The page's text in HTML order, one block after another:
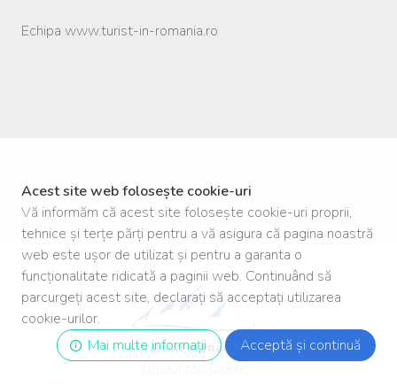
Echipa www.turist-in-romania.ro
Turist-în-românia.ro
Acest site web folosește cookie-uri
Vă informăm că acest site folosește cookie-uri proprii,
tehnice și terțe părți pentru a vă asigura că pagina noastră
web este ușor de utilizat și pentru a garanta o
funcționalitate ridicată a paginii web. Continuând să
parcurgeți acest site, declarați să acceptați utilizarea
cookie-urilor.
Acceptă și continuă
Mai multe informații